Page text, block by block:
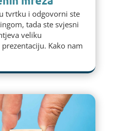
tvrtku i odgovorni ste
tada ste svjesni
veliku
Kako nam